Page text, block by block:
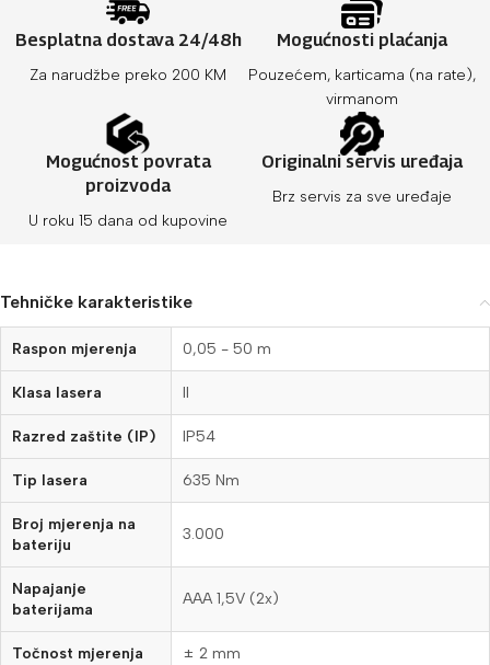
Besplatna dostava 24/48h
Za narudžbe preko 200 KM
Mogućnosti plaćanja
Pouzećem, karticama (na rate),
virmanom
Mogućnost povrata
proizvoda
U roku 15 dana od kupovine
Originalni servis uređaja
Brz servis za sve uređaje
Tehničke karakteristike
Raspon mjerenja 0,05 - 50 m
Klasa lasera II
Razred zaštite (IP) IP54
Tip lasera 635 Nm
Broj mjerenja na
bateriju
3.000
Napajanje
baterijama
AAA 1,5V (2x)
Točnost mjerenja ± 2 mm